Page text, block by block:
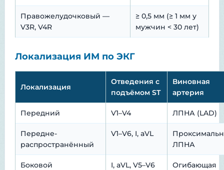
Правожелудочковый —
V3R, V4R
≥ 0,5 мм (≥ 1 мм у
мужчин < 30 лет)
Локализация ИМ по ЭКГ
Локализация
Отведения с
подъёмом ST
Виновная
артерия
Передний V1–V4 ЛПНА (LAD)
Передне-
распространённый
V1–V6, I, aVL
ЛПНА
Боковой I, aVL, V5–V6
Огибающая